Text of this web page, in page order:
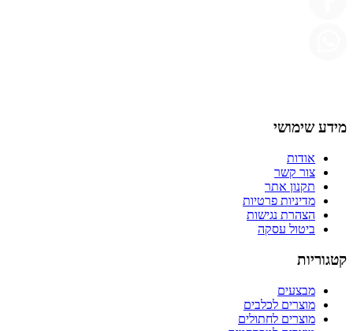
מידע שימושי
אודות
צור קשר
תקנון אתר
מדיניות פרטיות
הצהרת נגישות
ביטול עסקה
קטגוריות
מבצעים
מוצרים לכלבים
מוצרים לחתולים